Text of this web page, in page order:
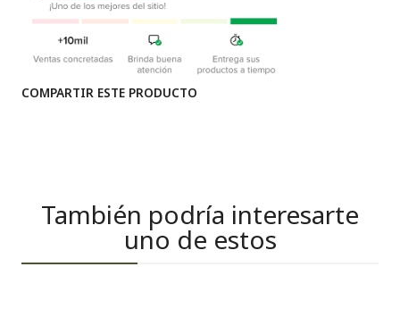
COMPARTIR ESTE PRODUCTO
También podría interesarte
uno de estos